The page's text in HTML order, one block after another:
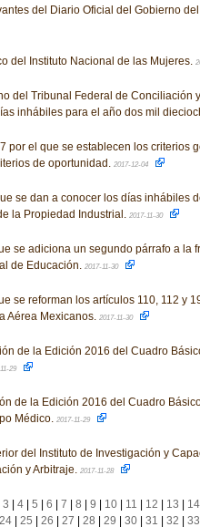
del Diario Oficial del Gobierno
del Instituto Nacional de las Mujeres.
del Tribunal Federal de Conciliación
inhábiles para el año dos mil
por el que se establecen los criterios
de oportunidad. 2017-12-04
se dan a conocer los días inhábiles
la Propiedad Industrial. 2017-11-30
se adiciona un segundo párrafo a la
de Educación. 2017-11-30
se reforman los artículos 110, 112 y
Aérea Mexicanos. 2017-11-30
de la Edición 2016 del Cuadro
29
de la Edición 2016 del Cuadro
Médico. 2017-11-29
del Instituto de Investigación y
y Arbitraje. 2017-11-28
3 4| 5 6 7 8 9 10| 11 12 13 14
24| 25 26 27 28 29 30| 31 32 33